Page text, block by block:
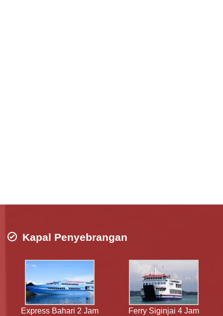
Kapal Penyebrangan
Express Bahari 2 Jam Ferry Siginjai 4 Jam